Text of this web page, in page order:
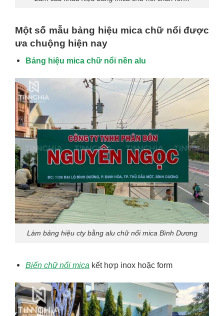
Một số mẫu bảng hiệu mica chữ nổi được
ưa chuộng hiện nay
Bảng hiệu mica chữ nổi nền alu
Làm bảng hiệu cty bằng alu chữ nổi mica Bình Dương
Biển chữ nổi mica kết hợp inox hoặc form